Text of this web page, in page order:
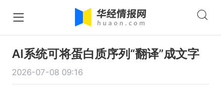
AI系统可将蛋白质序列“翻译”成文字
2026-07-08 09:16